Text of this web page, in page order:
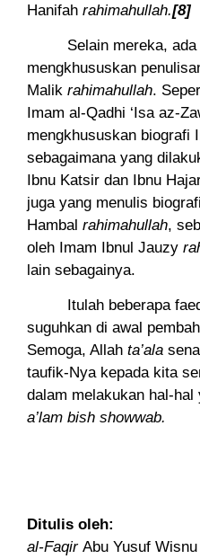
Hanifah rahimahullah.[8]
Selain mereka,
mengkhususkan
Malik rahimahullah.
Imam al-Qadhi ‘Isa az-
mengkhususkan biografi
sebagaimana yang
Ibnu Katsir dan Ibnu
juga yang menulis
Hambal rahimahullah,
oleh Imam Ibnul Jauzy
lain sebagainya.
Itulah beberapa
suguhkan di awal
Semoga, Allah ta’ala
taufik-Nya kepada kita
dalam melakukan hal-hal
a’lam bish showwab.
Ditulis oleh:
al-Faqir Abu Yusuf